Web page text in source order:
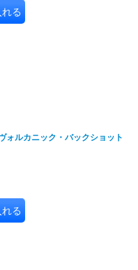
る
ルカニック・バックショット
る